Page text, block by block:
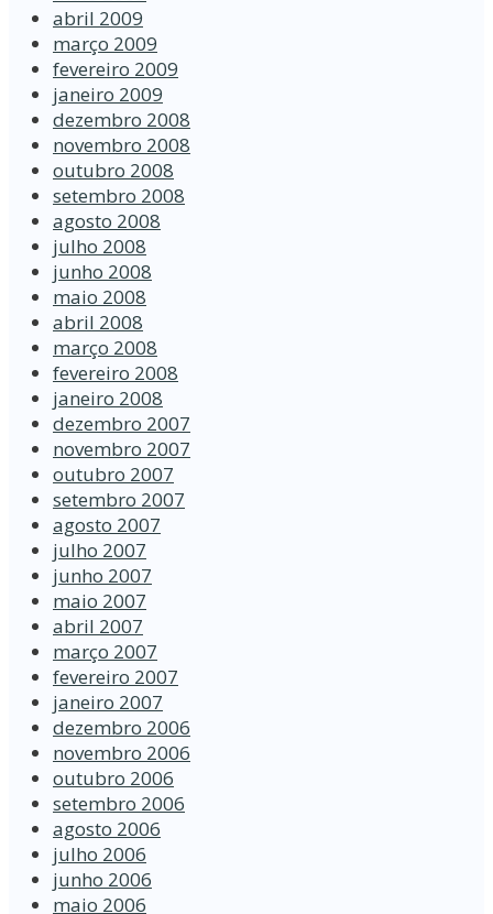
abril 2009
março 2009
fevereiro 2009
janeiro 2009
dezembro 2008
novembro 2008
outubro 2008
setembro 2008
agosto 2008
julho 2008
junho 2008
maio 2008
abril 2008
março 2008
fevereiro 2008
janeiro 2008
dezembro 2007
novembro 2007
outubro 2007
setembro 2007
agosto 2007
julho 2007
junho 2007
maio 2007
abril 2007
março 2007
fevereiro 2007
janeiro 2007
dezembro 2006
novembro 2006
outubro 2006
setembro 2006
agosto 2006
julho 2006
junho 2006
maio 2006